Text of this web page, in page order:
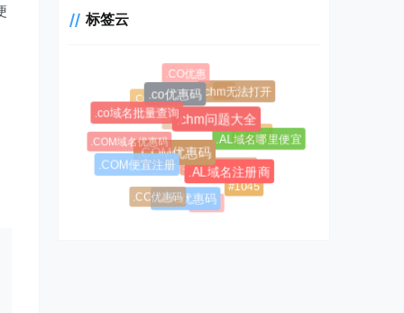
标签云
#1045
#1146
$0.99超级优惠码
.AL域名
.AL域名哪里便宜
.AL域名注册商
.asia优惠码
.CC优惠码
.CC域名
.CC域名注册
.CF
.chm无法打开
.chm问题大全
.COM优惠码
.COM便宜注册
.COM域名优惠码
.COM新购
.CO优惠
.co优惠码
.co域名批量查询